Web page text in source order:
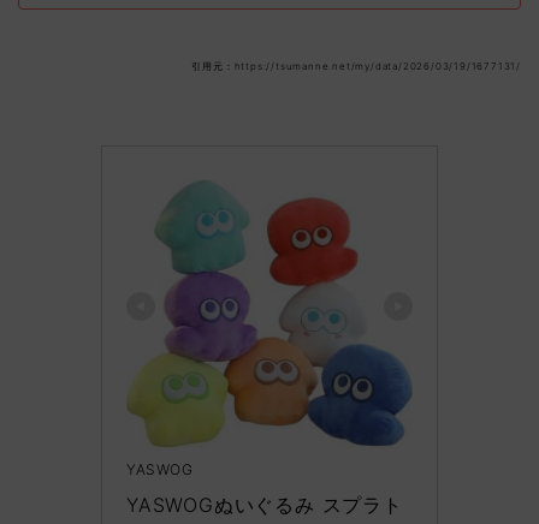
引用元：https://tsumanne.net/my/data/2026/03/19/1677131/
YASWOG
YASWOGぬいぐるみ スプラト